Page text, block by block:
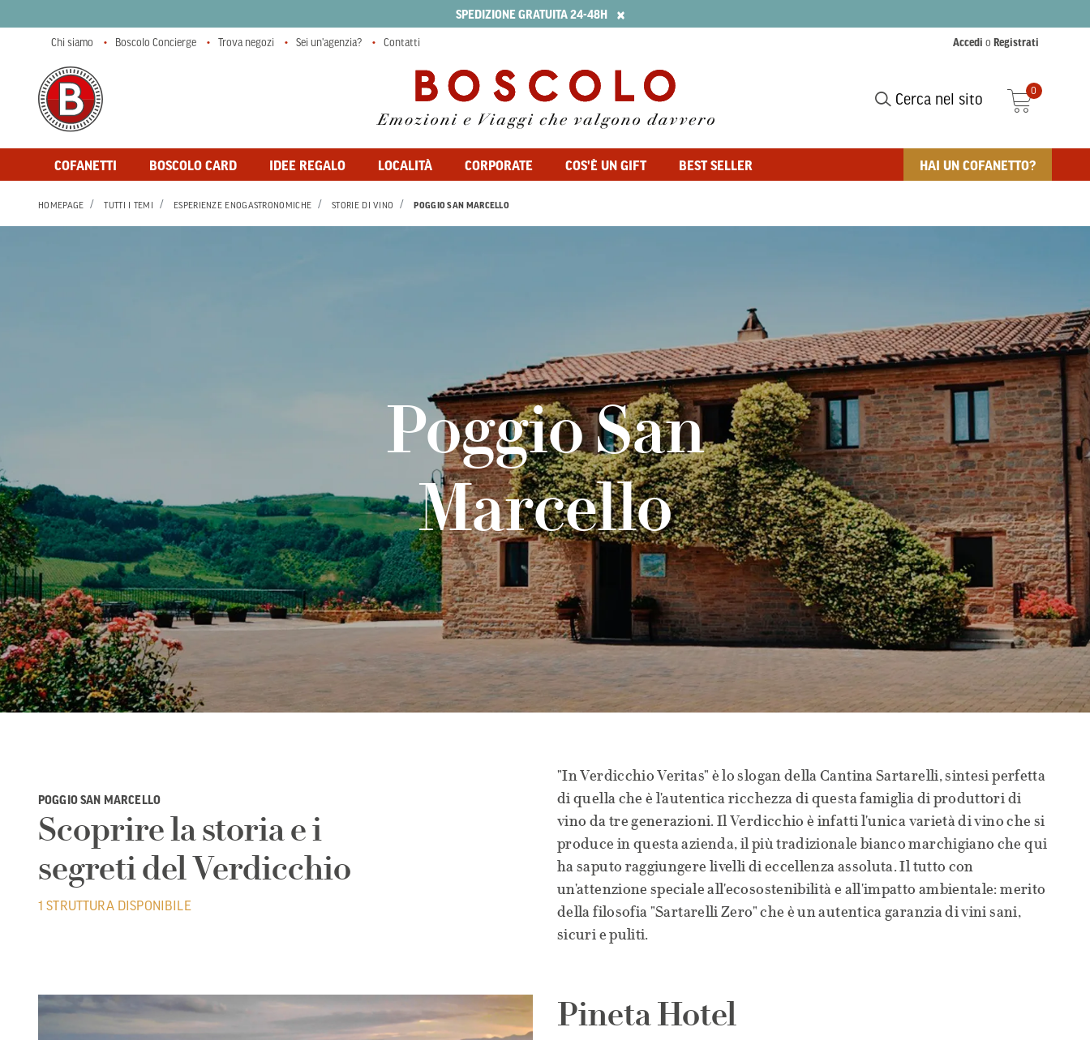
SPEDIZIONE GRATUITA 24-48H ×
Cerca nel sito
0
COFANETTI BOSCOLO CARD IDEE REGALO LOCALITÀ CORPORATE COS'È UN GIFT BEST SELLER HAI UN COFANETTO?
Chi siamo Boscolo Concierge Trova negozi Sei un'agenzia? Contatti Accedi o Registrati
HOMEPAGE TUTTI I TEMI ESPERIENZE ENOGASTRONOMICHE STORIE DI VINO POGGIO SAN MARCELLO
Poggio San
Marcello
POGGIO SAN MARCELLO
Scoprire la storia e i
segreti del Verdicchio
1 STRUTTURA DISPONIBILE
"In Verdicchio Veritas" è lo slogan della Cantina Sartarelli, sintesi perfetta
di quella che è l'autentica ricchezza di questa famiglia di produttori di
vino da tre generazioni. Il Verdicchio è infatti l'unica varietà di vino che si
produce in questa azienda, il più tradizionale bianco marchigiano che qui
ha saputo raggiungere livelli di eccellenza assoluta. Il tutto con
un'attenzione speciale all'ecosostenibilità e all'impatto ambientale: merito
della filosofia "Sartarelli Zero" che è un autentica garanzia di vini sani,
sicuri e puliti.
Pineta Hotel